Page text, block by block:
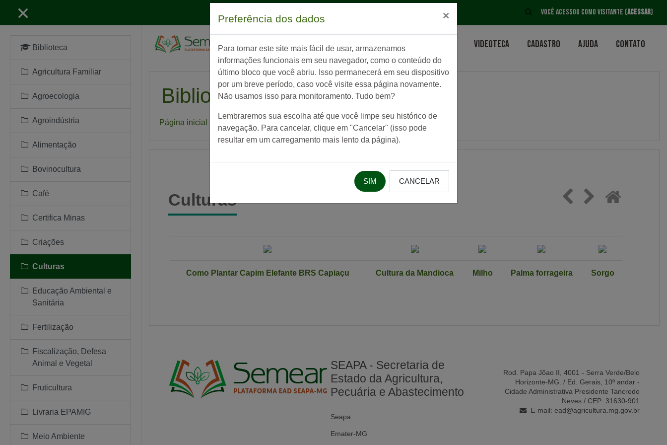
Ir para o conteúdo principal
ALTERNAR ENTRADA DE PESQUISA
Você acessou como visitante (Acessar)
Página inicial Cursos Videoteca Cadastro Ajuda Contato
Biblioteca Virtual
Página inicial Biblioteca Culturas
Culturas
Como Plantar Capim Elefante BRS Capiaçu Cultura da Mandioca Milho Palma forrageira Sorgo
Biblioteca
Agricultura Familiar
Agroecologia
Agroindústria
Alimentação
Bovinocultura
Café
Certifica Minas
Criações
Culturas
Educação Ambiental e
Sanitária
Fertilização
Fiscalização, Defesa
Animal e Vegetal
Fruticultura
Livraria EPAMIG
Meio Ambiente
SEAPA - Secretaria de
Estado da Agricultura,
Pecuária e Abastecimento
Seapa
Emater-MG
Rod. Papa Jõao II, 4001 - Serra Verde/Belo
Horizonte-MG. / Ed. Gerais, 10º andar -
Cidade Administrativa Presidente Tancredo
Neves / CEP: 31630-901
E-mail: ead@agricultura.mg.gov.br
Preferência dos dados ×
Para tornar este site mais fácil de usar, armazenamos
informações funcionais em seu navegador, como o conteúdo do
último bloco que você abriu. Isso permanecerá em seu dispositivo
por um breve período, caso você visite essa página novamente.
Não usamos isso para monitoramento. Tudo bem?
Lembraremos sua escolha até que você limpe seu histórico de
navegação. Para cancelar, clique em "Cancelar" (isso pode
resultar em um carregamento mais lento da página).
SIM CANCELAR